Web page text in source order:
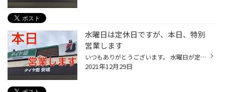
水曜日は定休日ですが、本日、特別
営業します
いつもありがとうございます。 水曜日が定休日のタイヤ館安城店ですが、 本日、営業します。 営業時間は、 10:30〜19:00です。 どうぞご利用ください。
2021年12月29日